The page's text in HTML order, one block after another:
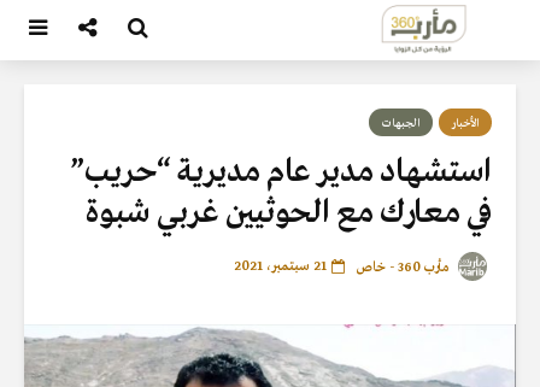
الأخبار الجبهات
استشهاد مدير عام مديرية “حريب”
في معارك مع الحوثيين غربي شبوة
مأرب 360 - خاص 21 سبتمبر، 2021